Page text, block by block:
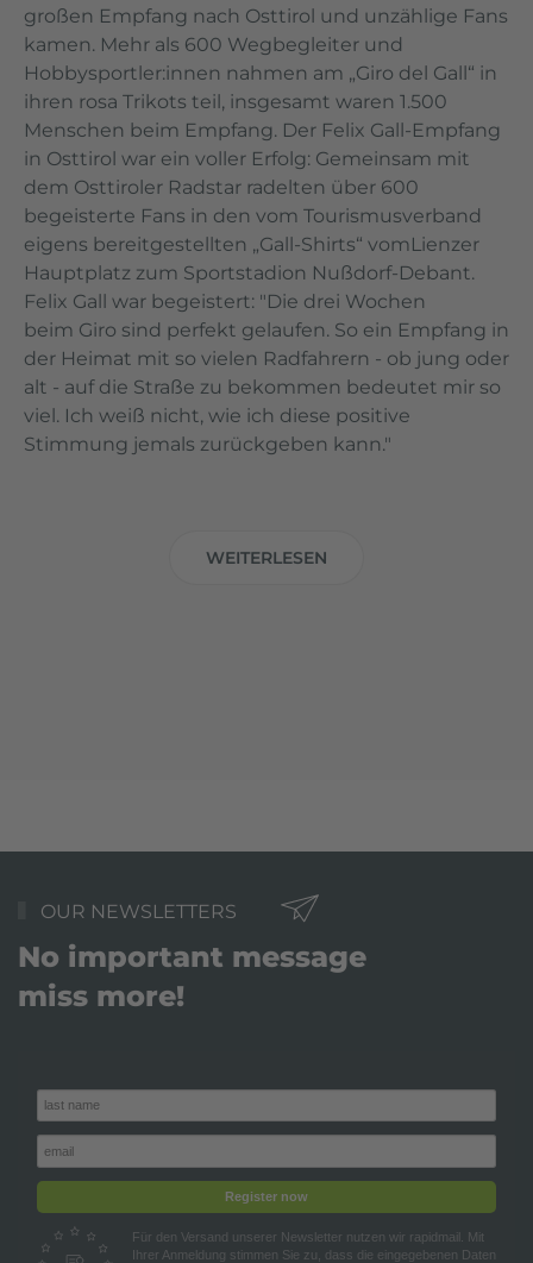
großen Empfang nach Osttirol und unzählige Fans
kamen. Mehr als 600 Wegbegleiter und
Hobbysportler:innen nahmen am „Giro del Gall“ in
ihren rosa Trikots teil, insgesamt waren 1.500
Menschen beim Empfang. Der Felix Gall-Empfang
in Osttirol war ein voller Erfolg: Gemeinsam mit
dem Osttiroler Radstar radelten über 600
begeisterte Fans in den vom Tourismusverband
eigens bereitgestellten „Gall-Shirts“ vomLienzer
Hauptplatz zum Sportstadion Nußdorf-Debant.
Felix Gall war begeistert: "Die drei Wochen
beim Giro sind perfekt gelaufen. So ein Empfang in
der Heimat mit so vielen Radfahrern - ob jung oder
alt - auf die Straße zu bekommen bedeutet mir so
viel. Ich weiß nicht, wie ich diese positive
Stimmung jemals zurückgeben kann."
WEITERLESEN
OUR NEWSLETTERS
No important message
miss more!
Register now
Für den Versand unserer Newsletter nutzen wir rapidmail. Mit
Ihrer Anmeldung stimmen Sie zu, dass die eingegebenen Daten